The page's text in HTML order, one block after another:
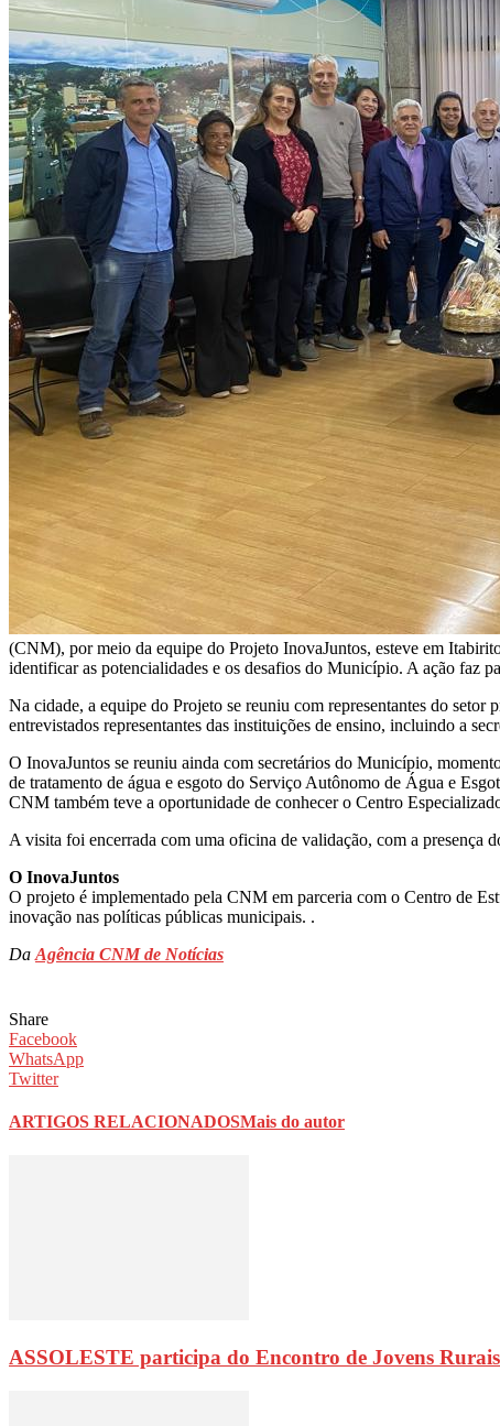
(CNM), por meio da equipe do Projeto InovaJuntos, esteve em
identificar as potencialidades e os desafios do Município. A ação faz
Na cidade, a equipe do Projeto se reuniu com representantes do
entrevistados representantes das instituições de ensino, incluindo a
O InovaJuntos se reuniu ainda com secretários do Município,
de tratamento de água e esgoto do Serviço Autônomo de Água e
CNM também teve a oportunidade de conhecer o Centro
A visita foi encerrada com uma oficina de validação, com a presença
O InovaJuntos
O projeto é implementado pela CNM em parceria com o Centro de
inovação nas políticas públicas municipais. .
Da Agência CNM de Notícias
Share
Facebook
WhatsApp
Twitter
ARTIGOS RELACIONADOSMais do autor
ASSOLESTE participa do Encontro de Jovens